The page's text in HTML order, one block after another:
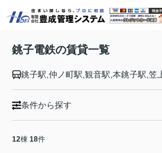
銚子電鉄の賃貸一覧
条件から探す
12棟 18件